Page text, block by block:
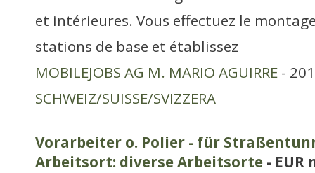
et intérieures. Vous effectuez le
stations de base et établissez
MOBILEJOBS AG M. MARIO AGUIRRE -
SCHWEIZ/SUISSE/SVIZZERA
Vorarbeiter o. Polier - für
Arbeitsort: diverse Arbeitsorte -